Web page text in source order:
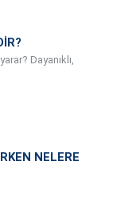
Dayanıklı,
NELERE